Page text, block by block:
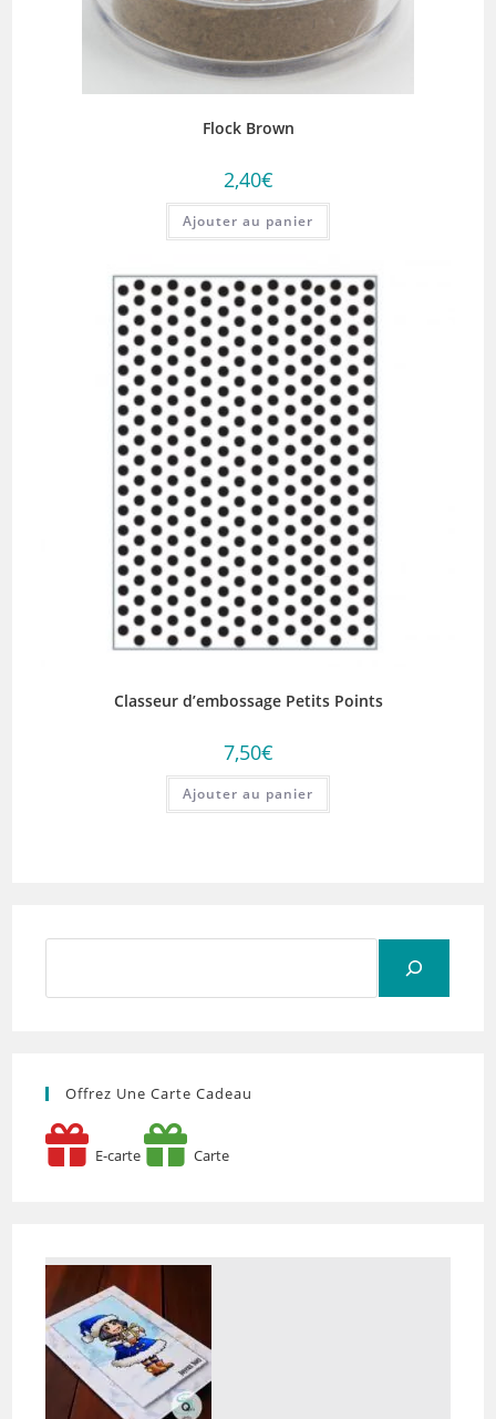
Flock Brown
2,40€
Ajouter au panier
Classeur d’embossage Petits Points
7,50€
Ajouter au panier
Offrez Une Carte Cadeau
E-carte Carte